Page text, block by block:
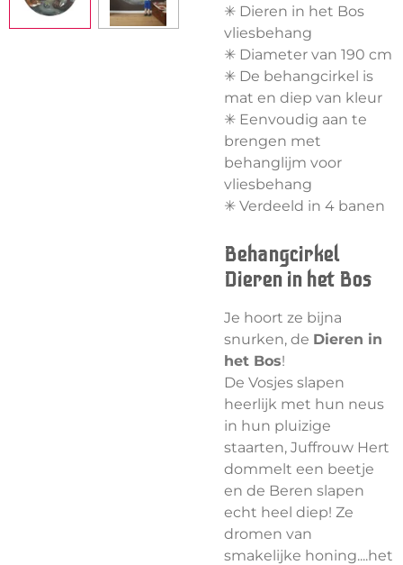
✳︎ Dieren in het Bos
vliesbehang
✳︎ Diameter van 190 cm
✳︎ De behangcirkel is
mat en diep van kleur
✳︎ Eenvoudig aan te
brengen met
behanglijm voor
vliesbehang
✳︎ Verdeeld in 4 banen
Behangcirkel
Dieren in het Bos
Je hoort ze bijna
snurken, de Dieren in
het Bos!
De Vosjes slapen
heerlijk met hun neus
in hun pluizige
staarten, Juffrouw Hert
dommelt een beetje
en de Beren slapen
echt heel diep! Ze
dromen van
smakelijke honing....het